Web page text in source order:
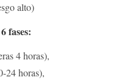
alto)
fases:
4 horas),
24 horas),